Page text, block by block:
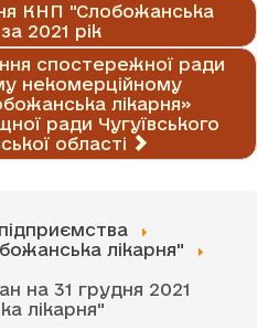
КНП "Слобожанська
2021 рік
спостережної ради
некомерційному
лікарня»
ради Чугуївського
області
лікарня"
на 31 грудня 2021
лікарня"